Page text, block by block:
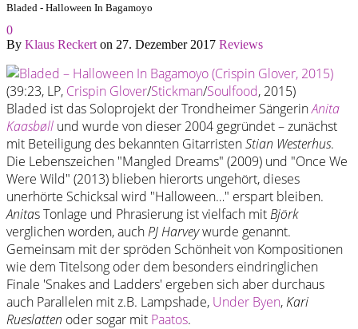
Bladed - Halloween In Bagamoyo
0
By Klaus Reckert on 27. Dezember 2017 Reviews
(39:23, LP, Crispin Glover/Stickman/Soulfood, 2015)
Bladed ist das Soloprojekt der Trondheimer SängerinAnita
Kaasbøll und wurde von dieser 2004 gegründet – zunächst
mit Beteiligung des bekannten GitarristenStian Westerhus.
Die Lebenszeichen "Mangled Dreams" (2009) und "Once We
Were Wild" (2013) blieben hierorts ungehört, dieses
unerhörte Schicksal wird "Halloween…" erspart bleiben.
Anitas Tonlage und Phrasierung ist vielfach mitBjörk
verglichen worden, auchPJ Harveywurde genannt.
Gemeinsam mit der spröden Schönheit von Kompositionen
wie dem Titelsong oder dem besonders eindringlichen
Finale 'Snakes and Ladders' ergeben sich aber durchaus
auch Parallelen mit z.B. Lampshade, Under Byen,Kari
Rueslatten oder sogar mit Paatos.